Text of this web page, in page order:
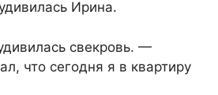
Ирина.
свекровь. —
что сегодня я в квартиру